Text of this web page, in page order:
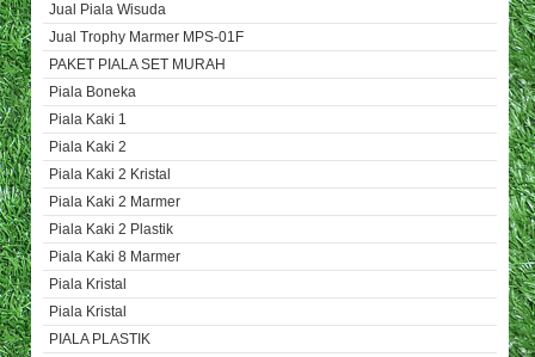
Jual Piala Wisuda
Jual Trophy Marmer MPS-01F
PAKET PIALA SET MURAH
Piala Boneka
Piala Kaki 1
Piala Kaki 2
Piala Kaki 2 Kristal
Piala Kaki 2 Marmer
Piala Kaki 2 Plastik
Piala Kaki 8 Marmer
Piala Kristal
Piala Kristal
PIALA PLASTIK